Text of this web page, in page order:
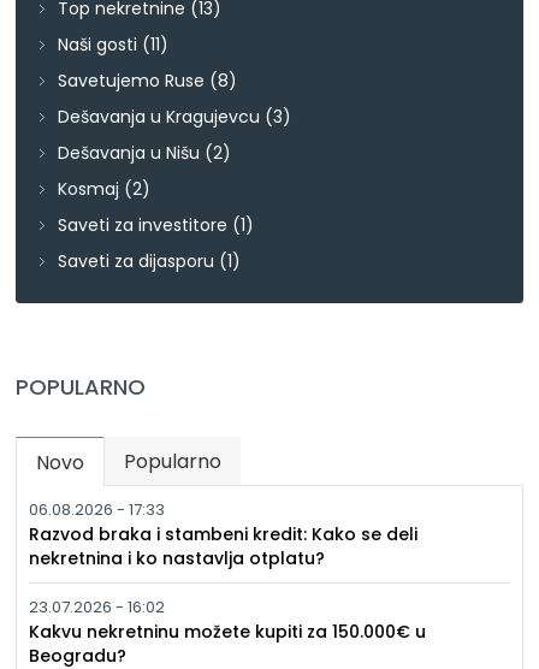
Top nekretnine (13)
Naši gosti (11)
Savetujemo Ruse (8)
Dešavanja u Kragujevcu (3)
Dešavanja u Nišu (2)
Kosmaj (2)
Saveti za investitore (1)
Saveti za dijasporu (1)
POPULARNO
Novo (active tab)
Popularno
06.08.2026 - 17:33
Razvod braka i stambeni kredit: Kako se deli
nekretnina i ko nastavlja otplatu?
23.07.2026 - 16:02
Kakvu nekretninu možete kupiti za 150.000€ u
Beogradu?